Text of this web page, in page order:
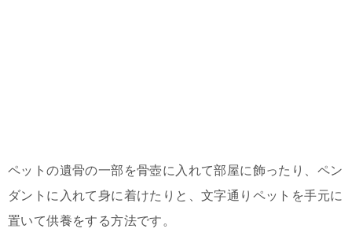
ペットの遺骨の一部を骨壺に入れて部屋に飾ったり、ペン
ダントに入れて身に着けたりと、文字通りペットを手元に
置いて供養をする方法です。